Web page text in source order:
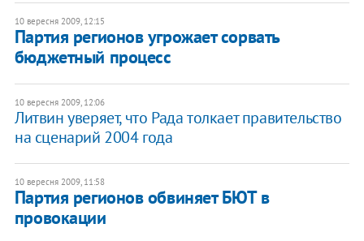
10 вересня 2009, 12:15
Партия регионов угрожает сорвать
бюджетный процесс
10 вересня 2009, 12:06
Литвин уверяет, что Рада толкает правительство
на сценарий 2004 года
10 вересня 2009, 11:58
Партия регионов обвиняет БЮТ в
провокации